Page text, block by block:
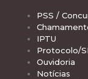
PSS /
IPTU
Protocolo/
Ouvidoria
Notícias